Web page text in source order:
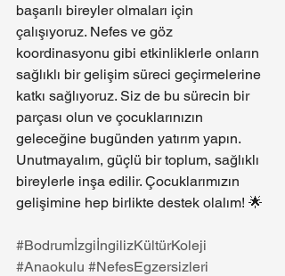
başarılı bireyler olmaları için
çalışıyoruz. Nefes ve göz
koordinasyonu gibi etkinliklerle onların
sağlıklı bir gelişim süreci geçirmelerine
katkı sağlıyoruz. Siz de bu sürecin bir
parçası olun ve çocuklarınızın
geleceğine bugünden yatırım yapın.
Unutmayalım, güçlü bir toplum, sağlıklı
bireylerle inşa edilir. Çocuklarımızın
gelişimine hep birlikte destek olalım! 🌟
#BodrumİzgiİngilizKültürKoleji
#Anaokulu #NefesEgzersizleri